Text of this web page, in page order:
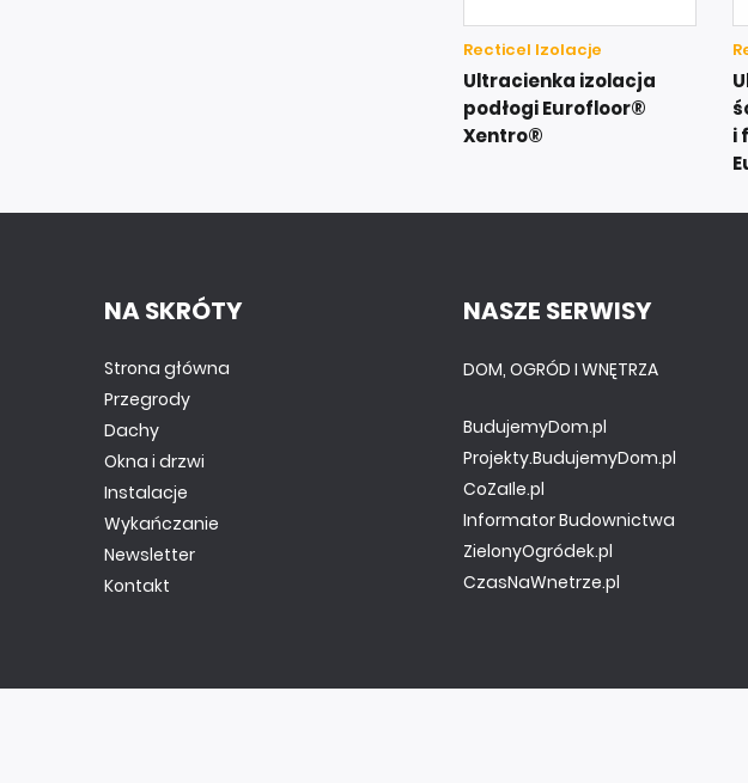
Recticel Izolacje
Ultracienka izolacja
podłogi Eurofloor®
Xentro®
i
NA SKRÓTY
Strona główna
Przegrody
Dachy
Okna i drzwi
Instalacje
Wykańczanie
Newsletter
Kontakt
NASZE SERWISY
DOM, OGRÓD I WNĘTRZA
BudujemyDom.pl
Projekty.BudujemyDom.pl
CoZaIle.pl
Informator Budownictwa
ZielonyOgródek.pl
CzasNaWnetrze.pl